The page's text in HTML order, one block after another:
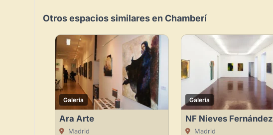
Otros espacios similares en Chamberí
Galería
Ara Arte
Madrid
Galería
NF Nieves Fernández
Madrid